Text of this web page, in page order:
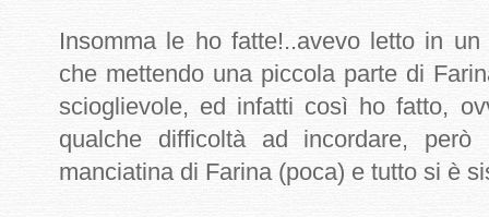
Insomma le ho fatte!..avevo letto in
che mettendo una piccola parte di
scioglievole, ed infatti così ho fatto,
qualche difficoltà ad incordare,
manciatina di Farina (poca) e tutto si è